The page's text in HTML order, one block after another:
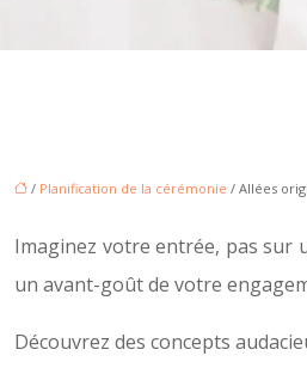
/ Planification de la cérémonie / Allées
Imaginez votre entrée, pas sur
un avant-goût de votre
Découvrez des concepts